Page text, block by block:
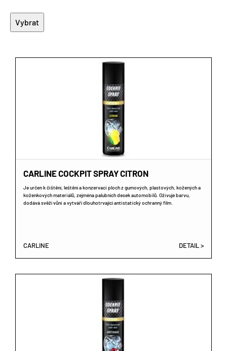
Biologicky odbouratelné oleje
Potravinářské oleje
CARLINE COCKPIT SPRAY CITRON
Je určen k čištění, leštění a konzervaci ploch z gumových, plastových, kožených a
koženkových materiálů, zejména palubních desek automobilů. Oživuje barvu,
dodává svěží vůni a vytváří dlouhotrvající antistatický ochranný film.
CARLINE DETAIL >